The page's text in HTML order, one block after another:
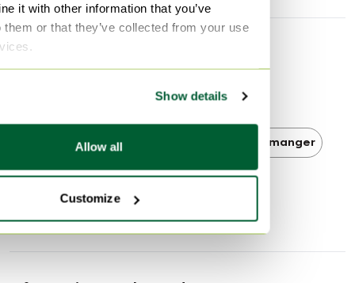
it with other information that you’ve
them or that they’ve collected from your use
Show details
Allow all
Customize
jonc de mer neuve. Une assise en corde de jonc de mer
neuve a généralement une durée de vie d'environ
30 ans.
Soborg Mobelfabrik
Soborg Mobelfabrik Chaises de salle à manger